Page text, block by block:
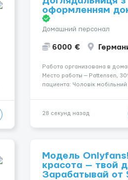
оформленням
Домашний персонал
6000 €
Работа организована в
Место работы — Pattensen,
пациента: Чоловік
прокидаючись. Уход
28 секунд назад
Модель
красота — твой
Зарабатывай от